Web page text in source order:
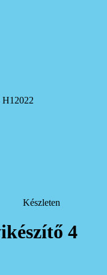
H12022
Készleten
4